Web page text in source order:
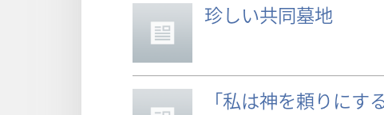
珍しい共同墓地
「私は神を頼りにす